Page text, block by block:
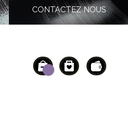
CONTACTEZ NOUS